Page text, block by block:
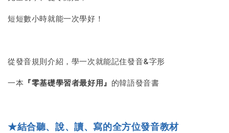
短短數小時就能一次學好！
從發音規則介紹，學一次就能記住發音&字形
一本 『零基礎學習者最好用』 的韓語發音書
★結合聽、說、讀、寫的全方位發音教材